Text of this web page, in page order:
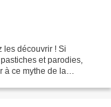
les découvrir ! Si
et parodies,
à ce mythe de la